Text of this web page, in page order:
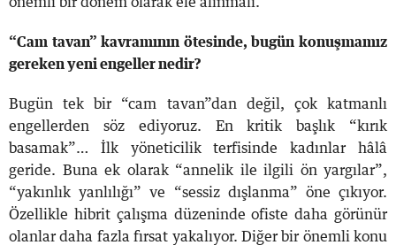
“Cam tavan” kavramının ötesinde, bugün konuşmamız
gereken yeni engeller nedir?
Bugün tek bir “cam tavan”dan değil, çok katmanlı
engellerden söz ediyoruz. En kritik başlık “kırık
basamak”… İlk yöneticilik terfisinde kadınlar hâlâ
geride. Buna ek olarak “annelik ile ilgili ön yargılar”,
“yakınlık yanlılığı” ve “sessiz dışlanma” öne çıkıyor.
Özellikle hibrit çalışma düzeninde ofiste daha görünür
olanlar daha fazla fırsat yakalıyor. Diğer bir önemli konu